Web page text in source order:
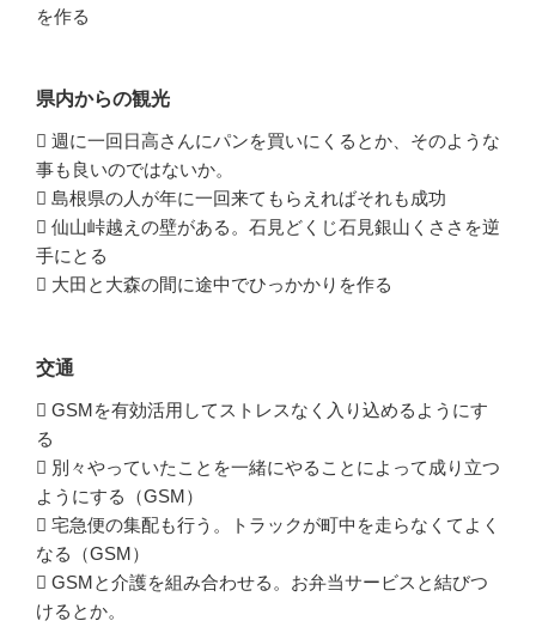
を作る
県内からの観光
 週に一回日高さんにパンを買いにくるとか、そのような
事も良いのではないか。
 島根県の人が年に一回来てもらえればそれも成功
 仙山峠越えの壁がある。石見どくじ石見銀山くささを逆
手にとる
 大田と大森の間に途中でひっかかりを作る
交通
 GSMを有効活用してストレスなく入り込めるようにす
る
 別々やっていたことを一緒にやることによって成り立つ
ようにする（GSM）
 宅急便の集配も行う。トラックが町中を走らなくてよく
なる（GSM）
 GSMと介護を組み合わせる。お弁当サービスと結びつ
けるとか。